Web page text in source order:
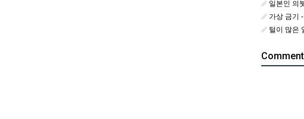
일본인 의붓여
가상 금기 -
털이 많은 일본 아마추어 여성